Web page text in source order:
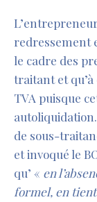
redressement
le cadre des
traitant et qu’à
TVA puisque
de sous-
et invoqué le
qu’ « en
formel, en